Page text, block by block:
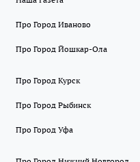
Про Город Иваново
Про Город Йошкар-Ола
Про Город Курск
Про Город Рыбинск
Про Город Уфа